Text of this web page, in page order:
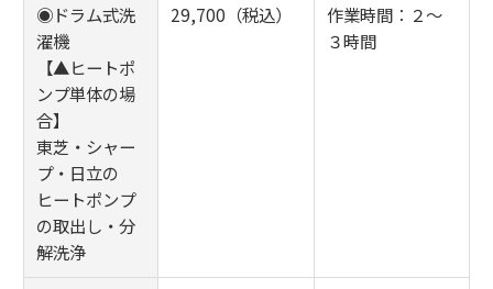
◉ドラム式洗
濯機
【▲ヒートポ
ンプ単体の場
合】
東芝・シャー
プ・日立の
ヒートポンプ
の取出し・分
解洗浄
29,700（税込）
作業時間：２～
３時間